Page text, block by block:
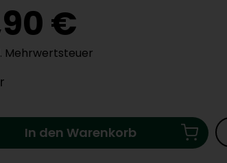
€
Mehrwertsteuer
In den Warenkorb